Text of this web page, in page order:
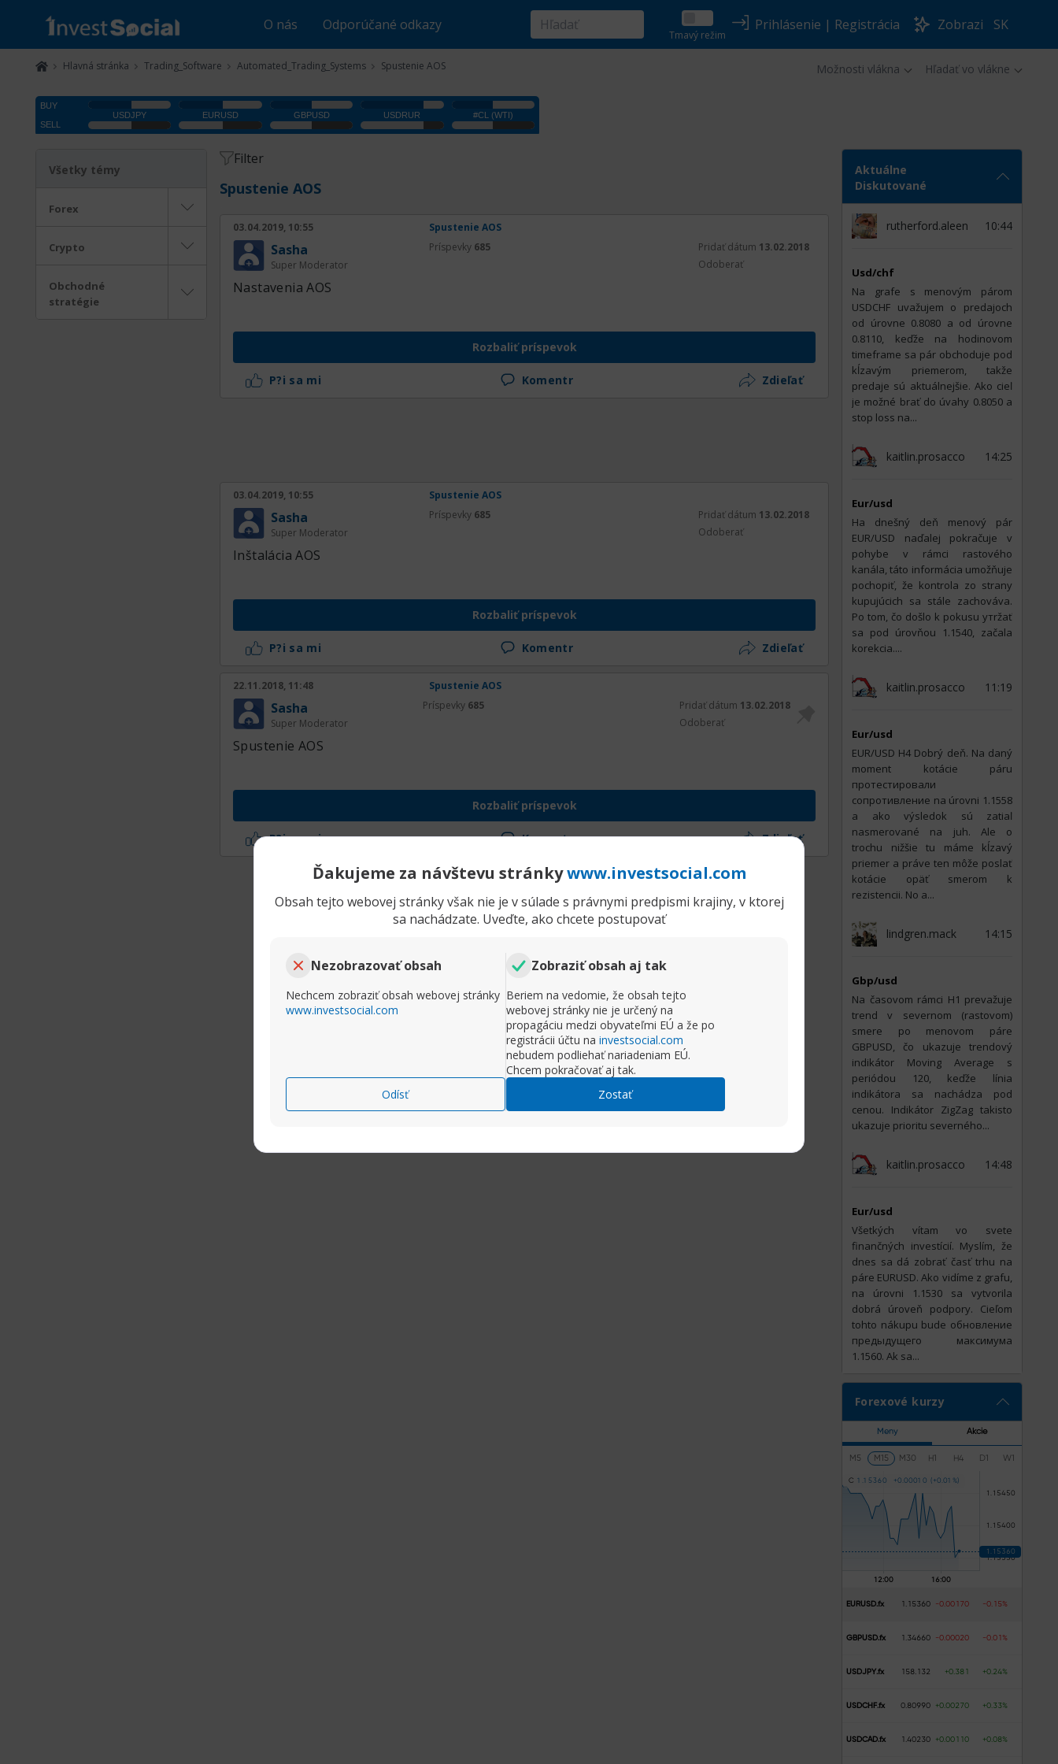
O nás Odporúčané odkazy
Tmavý režim
Prihlásenie | Registrácia Zobrazi SK
Hlavná stránka Trading_Software Automated_Trading_Systems Spustenie AOS Možnosti vlákna Hľadať vo vlákne
Ďakujeme za návštevu stránkywww.investsocial.com
Obsah tejto webovej stránky však nie je v súlade s právnymi predpismi krajiny, v ktorej
sa nachádzate. Uveďte, ako chcete postupovať
Nezobrazovať obsah
Nechcem zobraziť obsah webovej stránky
www.investsocial.com
Odísť
Zobraziť obsah aj tak
Beriem na vedomie, že obsah tejto
webovej stránky nie je určený na
propagáciu medzi obyvateľmi EÚ a že po
registrácii účtu na investsocial.com
nebudem podliehať nariadeniam EÚ.
Chcem pokračovať aj tak.
Zostať
Všetky témy
Forex
Crypto
Obchodné
stratégie
Filter
Spustenie AOS
03.04.2019, 10:55 Spustenie AOS
Sasha
Super Moderator
Príspevky 685 Pridať dátum 13.02.2018
Odoberať
Nastavenia AOS
Rozbaliť príspevok
P?i sa mi Komentr Zdieľať
03.04.2019, 10:55 Spustenie AOS
Sasha
Super Moderator
Príspevky 685 Pridať dátum 13.02.2018
Odoberať
Inštalácia AOS
Rozbaliť príspevok
P?i sa mi Komentr Zdieľať
22.11.2018, 11:48 Spustenie AOS
Sasha
Super Moderator
Príspevky 685 Pridať dátum 13.02.2018
Odoberať
Spustenie AOS
Rozbaliť príspevok
P?i sa mi Komentr Zdieľať
Aktuálne
Diskutované
rutherford.aleen 10:44
Usd/chf
Na grafe s menovým párom
USDCHF uvažujem o predajoch
od úrovne 0.8080 a od úrovne
0.8110, keďže na hodinovom
timeframe sa pár obchoduje pod
kĺzavým priemerom, takže
predaje sú aktuálnejšie. Ako cieľ
je možné brať do úvahy 0.8050 a
stop loss na...
kaitlin.prosacco 14:25
Eur/usd
На dnešný deň menový pár
EUR/USD naďalej pokračuje v
pohybe v rámci rastového
kanála, táto informácia umožňuje
pochopiť, že kontrola zo strany
kupujúcich sa stále zachováva.
Po tom, čo došlo k pokusu утržať
sa pod úrovňou 1.1540, začala
korekcia....
kaitlin.prosacco 11:19
Eur/usd
EUR/USD Н4 Dobrý deň. Na daný
moment kotácie páru
протестировали
сопротивление na úrovni 1.1558
a ako výsledok sú zatiaľ
nasmerované na juh. Ale o
trochu nižšie tu máme kĺzavý
priemer a práve ten môže poslať
kotácie opäť smerom k
rezistencii. No a...
lindgren.mack 14:15
Gbp/usd
Na časovom rámci H1 prevažuje
trend v severnom (rastovom)
smere po menovom páre
GBPUSD, čo ukazuje trendový
indikátor Moving Average s
periódou 120, keďže línia
indikátora sa nachádza pod
cenou. Indikátor ZigZag takisto
ukazuje prioritu severného...
kaitlin.prosacco 14:48
Eur/usd
Všetkých vítam vo svete
finančných investícií. Myslím, že
dnes sa dá zobrať časť trhu na
páre EURUSD. Ako vidíme z grafu,
na úrovni 1.1530 sa vytvorila
dobrá úroveň podpory. Cieľom
tohto nákupu bude обновление
предыдущего максимума
1.1560. Ak sa...
Forexové kurzy
Meny Akcie
M5 M15 M30 H1 H4 D1 W1
C 1 .1 5 3 60 +0 .0001 0 ( +0 .01 %
EURUSD.fx 1.15360 -0.00170 -0.15%
GBPUSD.fx 1.34660 -0.00020 -0.01%
USDJPY.fx 158.132 +0.381 +0.24%
USDCHF.fx 0.80990 +0.00270 +0.33%
USDCAD.fx 1.40230 +0.00110 +0.08%